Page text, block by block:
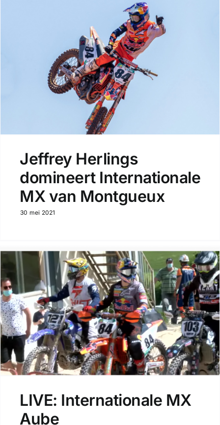
Jeffrey Herlings
domineert Internationale
MX van Montgueux
30 mei 2021
LIVE: Internationale MX
Aube